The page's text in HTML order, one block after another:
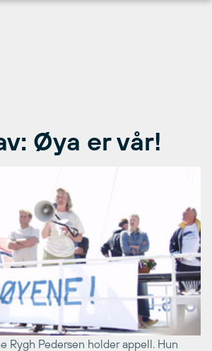
Øya er vår!
Rygh Pedersen holder appell. Hun